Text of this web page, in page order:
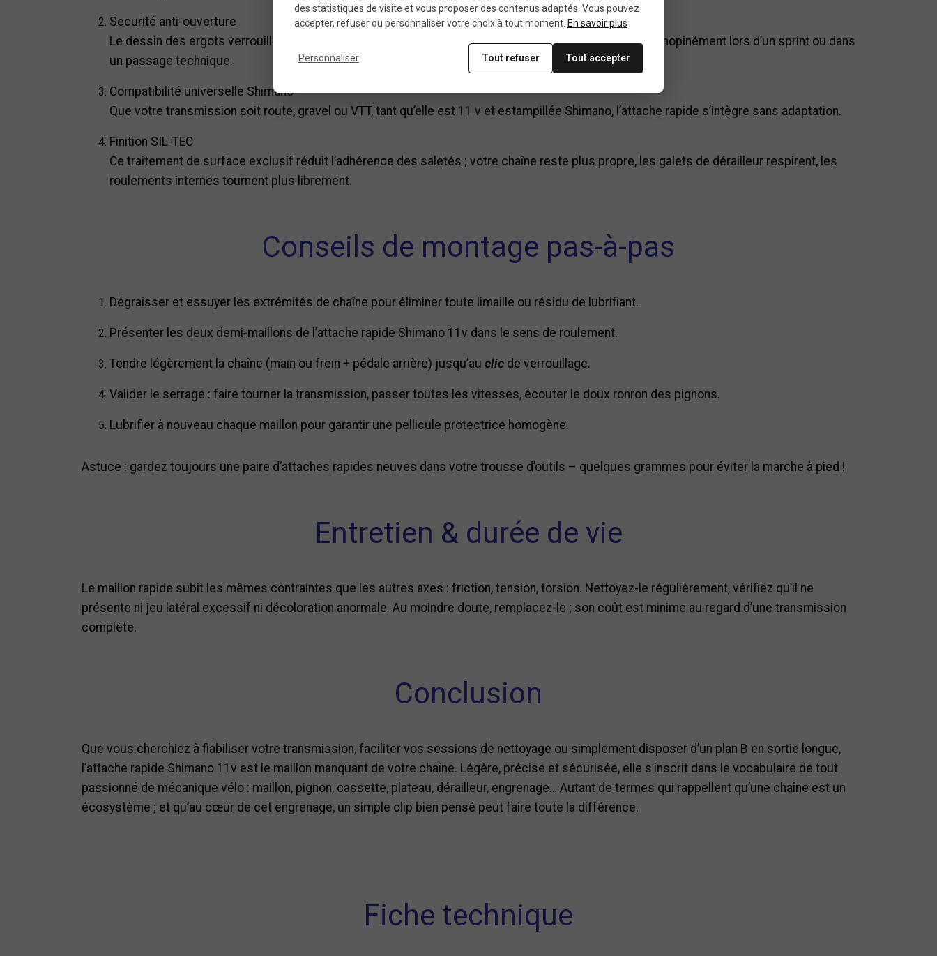
Securité anti-ouverture
Le dessin des ergots verrouille le maillon sous la tension de la transmission ; impossible qu’il s’ouvre inopinément lors d’un sprint ou dans
un passage technique.
Compatibilité universelle Shimano
Que votre transmission soit route, gravel ou VTT, tant qu’elle est 11 v et estampillée Shimano, l’attache rapide s’intègre sans adaptation.
Finition SIL-TEC
Ce traitement de surface exclusif réduit l’adhérence des saletés ; votre chaîne reste plus propre, les galets de dérailleur respirent, les
roulements internes tournent plus librement.
Conseils de montage pas-à-pas
Dégraisser et essuyer les extrémités de chaîne pour éliminer toute limaille ou résidu de lubrifiant.
Présenter les deux demi-maillons de l’attache rapide Shimano 11v dans le sens de roulement.
Tendre légèrement la chaîne (main ou frein + pédale arrière) jusqu’au clic de verrouillage.
Valider le serrage : faire tourner la transmission, passer toutes les vitesses, écouter le doux ronron des pignons.
Lubrifier à nouveau chaque maillon pour garantir une pellicule protectrice homogène.
Astuce : gardez toujours une paire d’attaches rapides neuves dans votre trousse d’outils – quelques grammes pour éviter la marche à pied !
Entretien & durée de vie
Le maillon rapide subit les mêmes contraintes que les autres axes : friction, tension, torsion. Nettoyez-le régulièrement, vérifiez qu’il ne
présente ni jeu latéral excessif ni décoloration anormale. Au moindre doute, remplacez-le ; son coût est minime au regard d’une transmission
complète.
Conclusion
Que vous cherchiez à fiabiliser votre transmission, faciliter vos sessions de nettoyage ou simplement disposer d’un plan B en sortie longue,
l’attache rapide Shimano 11v est le maillon manquant de votre chaîne. Légère, précise et sécurisée, elle s’inscrit dans le vocabulaire de tout
passionné de mécanique vélo : maillon, pignon, cassette, plateau, dérailleur, engrenage… Autant de termes qui rappellent qu’une chaîne est un
écosystème ; et qu’au cœur de cet engrenage, un simple clip bien pensé peut faire toute la différence.
Fiche technique
des statistiques de visite et vous proposer des contenus adaptés. Vous pouvez
accepter, refuser ou personnaliser votre choix à tout moment. En savoir plus
Personnaliser Tout refuser Tout accepter